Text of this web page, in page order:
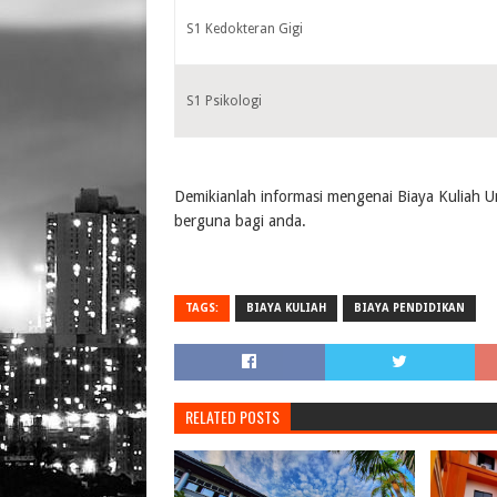
S1 Kedokteran Gigi
S1 Psikologi
Demikianlah informasi mengenai Biaya Kuliah
berguna bagi anda.
TAGS: BIAYA KULIAH BIAYA PENDIDIKAN
RELATED POSTS